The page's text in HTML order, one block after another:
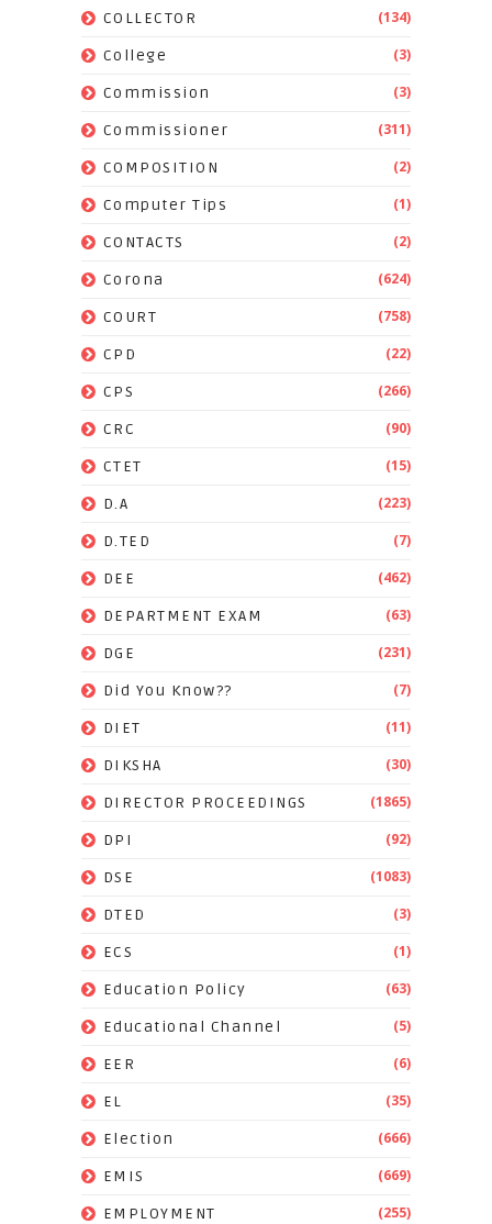
COLLECTOR (134)
College (3)
Commission (3)
Commissioner (311)
COMPOSITION (2)
Computer Tips (1)
CONTACTS (2)
Corona (624)
COURT (758)
CPD (22)
CPS (266)
CRC (90)
CTET (15)
D.A (223)
D.TED (7)
DEE (462)
DEPARTMENT EXAM (63)
DGE (231)
Did You Know?? (7)
DIET (11)
DIKSHA (30)
DIRECTOR PROCEEDINGS (1865)
DPI (92)
DSE (1083)
DTED (3)
ECS (1)
Education Policy (63)
Educational Channel (5)
EER (6)
EL (35)
Election (666)
EMIS (669)
EMPLOYMENT (255)